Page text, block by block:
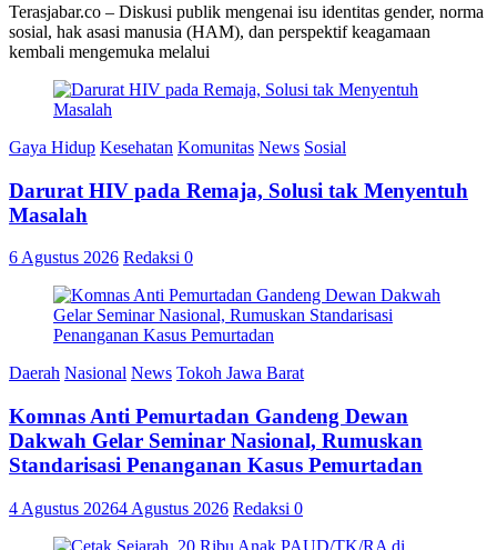
Terasjabar.co – Diskusi publik mengenai isu identitas gender, norma
sosial, hak asasi manusia (HAM), dan perspektif keagamaan
kembali mengemuka melalui
Gaya Hidup Kesehatan Komunitas News Sosial
Darurat HIV pada Remaja, Solusi tak Menyentuh
Masalah
6 Agustus 2026 Redaksi 0
Daerah Nasional News Tokoh Jawa Barat
Komnas Anti Pemurtadan Gandeng Dewan
Dakwah Gelar Seminar Nasional, Rumuskan
Standarisasi Penanganan Kasus Pemurtadan
4 Agustus 20264 Agustus 2026 Redaksi 0